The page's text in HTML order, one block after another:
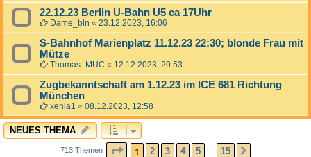
22.12.23 Berlin U-Bahn U5 ca 17Uhr
Dame_bln « 23.12.2023, 16:06
S-Bahnhof Marienplatz 11.12.23 22:30; blonde Frau mit
Mütze
Thomas_MUC « 12.12.2023, 20:53
Zugbekanntschaft am 1.12.23 im ICE 681 Richtung
München
xenia1 « 08.12.2023, 12:58
NEUES THEMA
713 Themen SEITE1 VON15
1 2 3 4 5 15